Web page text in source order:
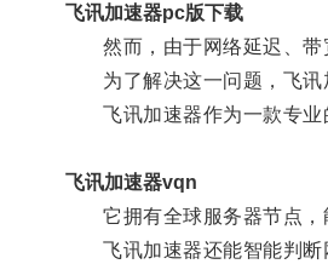
飞讯加速器pc版下载
然而，由于网络延迟、带
为了解决这一问题，飞讯
飞讯加速器作为一款专业的
飞讯加速器vqn
它拥有全球服务器节点，
飞讯加速器还能智能判断网